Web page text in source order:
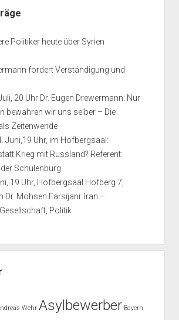
Politiker heute über Syrien
fordert Verständigung und
20 Uhr Dr. Eugen Drewermann: Nur
bewahren wir uns selber – Die
Zeitenwende
Juni,19 Uhr, im Hofbergsaal:
Krieg mit Russland? Referent:
Schulenburg
19 Uhr, Hofbergsaal Hofberg 7,
Dr. Mohsen Farsijani: Iran –
Politik
Wehr Asylbewerber Bayern